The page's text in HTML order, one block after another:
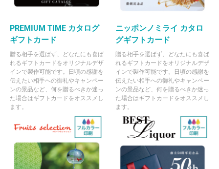
PREMIUM TIME カタログ
ギフトカード
贈る相手を選ばず、どなたにも喜ば
れるギフトカードをオリジナルデザ
インで製作可能です。日頃の感謝を
伝えたい相手への御礼やキャンペー
ンの景品など、何を贈るべきか迷っ
た場合はギフトカードをオススメし
ます。
ニッポンノミライ カタロ
グギフトカード
贈る相手を選ばず、どなたにも喜ば
れるギフトカードをオリジナルデザ
インで製作可能です。日頃の感謝を
伝えたい相手への御礼やキャンペー
ンの景品など、何を贈るべきか迷っ
た場合はギフトカードをオススメし
ます。